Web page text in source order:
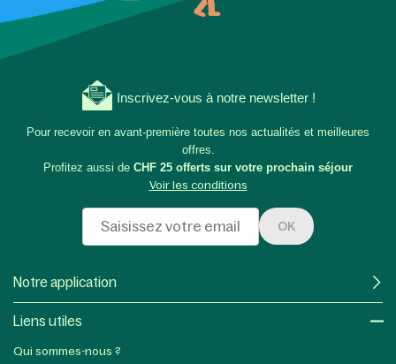
Inscrivez-vous à notre newsletter !
Pour recevoir en avant-première toutes nos actualités et meilleures
offres.
Profitez aussi de CHF 25 offerts sur votre prochain séjour
Voir les conditions
OK
Notre application
Liens utiles​
Qui sommes-nous ?